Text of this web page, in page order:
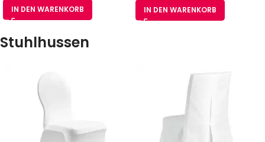
IN DEN WARENKORB IN DEN WARENKORB
Stuhlhussen